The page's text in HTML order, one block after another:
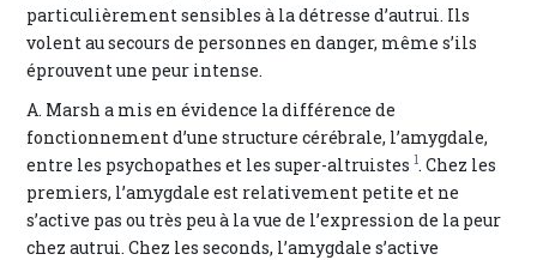
particulièrement sensibles à la détresse d’autrui. Ils
volent au secours de personnes en danger, même s’ils
éprouvent une peur intense.
A. Marsh a mis en évidence la différence de
fonctionnement d’une structure cérébrale, l’amygdale,
entre les psychopathes et les super-altruistes 1. Chez les
premiers, l’amygdale est relativement petite et ne
s’active pas ou très peu à la vue de l’expression de la peur
chez autrui. Chez les seconds, l’amygdale s’active